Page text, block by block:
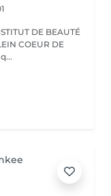
COEUR DE
q...